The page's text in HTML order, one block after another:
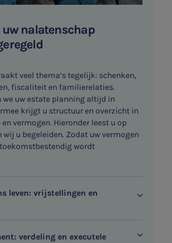
nalatenschap
veel thema’s tegelijk: schenken,
fiscaliteit en familierelaties.
we uw estate planning altijd in
krijgt u structuur en overzicht in
vermogen. Hieronder leest u op
wij u begeleiden. Zodat uw vermogen
wordt
leven: vrijstellingen en
verdeling en executele